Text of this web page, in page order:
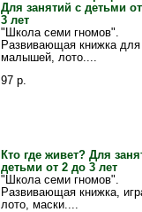
Для занятий с детьми
3 лет
"Школа семи гномов".
Развивающая книжка для
малышей, лото....
97 р.
Кто где живет? Для
детьми от 2 до 3 лет
"Школа семи гномов".
Развивающая книжка,
лото, маски....